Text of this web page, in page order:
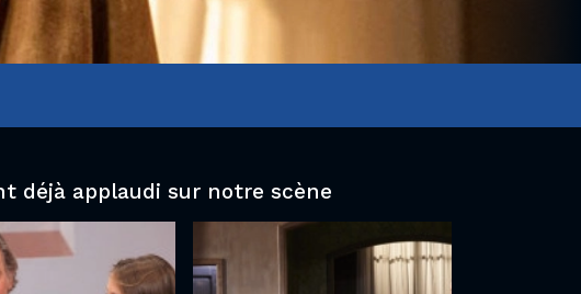
déjà applaudi sur notre scène